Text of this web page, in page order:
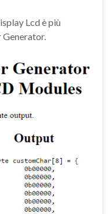
Lcd è più
Generator.